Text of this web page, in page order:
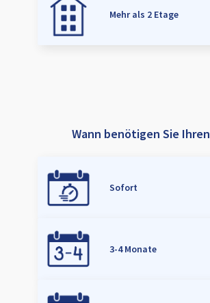
Mehr als 2 Etage
Wann benötigen Sie
Sofort
3-4 Monate